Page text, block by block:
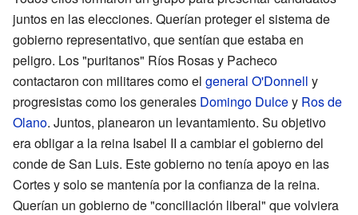
juntos en las elecciones. Querían proteger el sistema de
gobierno representativo, que sentían que estaba en
peligro. Los "puritanos" Ríos Rosas y Pacheco
contactaron con militares como el general O'Donnell y
progresistas como los generales Domingo Dulcey Ros de
Olano. Juntos, planearon un levantamiento. Su objetivo
era obligar a la reina Isabel II a cambiar el gobierno del
conde de San Luis. Este gobierno no tenía apoyo en las
Cortes y solo se mantenía por la confianza de la reina.
Querían un gobierno de "conciliación liberal" que volviera